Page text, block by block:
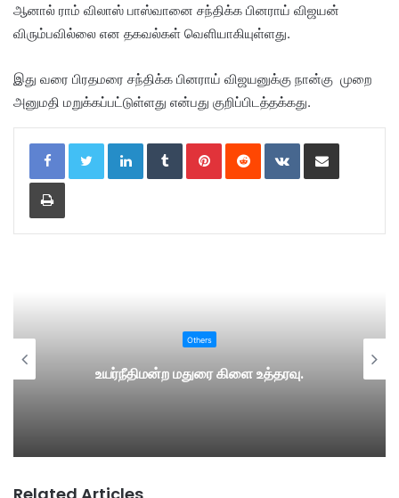
ஆனால் ராம் விலாஸ் பாஸ்வானை சந்திக்க பினராய் விஜயன்
விரும்பவில்லை என தகவல்கள் வெளியாகியுள்ளது.
இது வரை பிரதமரை சந்திக்க பினராய் விஜயனுக்கு நான்கு முறை
அனுமதி மறுக்கப்பட்டுள்ளது என்பது குறிப்பிடத்தக்கது.
LinkedIn Tumblr Pinterest Reddit VKontakte
Print
Others
உயர்நீதிமன்ற மதுரை கிளை உத்தரவு.